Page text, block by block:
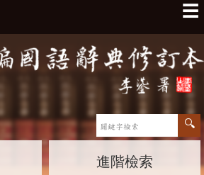
☰
進階檢索